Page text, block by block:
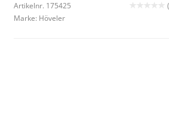
Artikelnr. 175425
Marke: Höveler